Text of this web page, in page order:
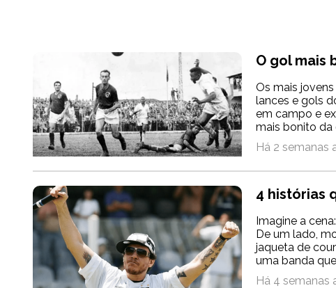
O gol mais
Os mais
lances e gols
em campo e
mais bonito da
Há 2 semanas
4 histórias
Imagine a
De um lado,
jaqueta de
uma banda
Há 4 semanas